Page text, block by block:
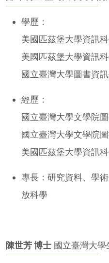
學歷：
美國匹茲堡大學資訊
美國匹茲堡大學資訊
國立臺灣大學圖書資
經歷：
國立臺灣大學文學院
國立臺灣大學文學院
美國匹茲堡大學資訊
專長：研究資料、學
放科學
陳世芳 博士 國立臺灣大